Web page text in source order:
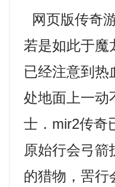
网页版传奇
若是如此于魔
已经注意到热
处地面上一动
士．mir2传奇
原始行会弓
的猎物，罟行